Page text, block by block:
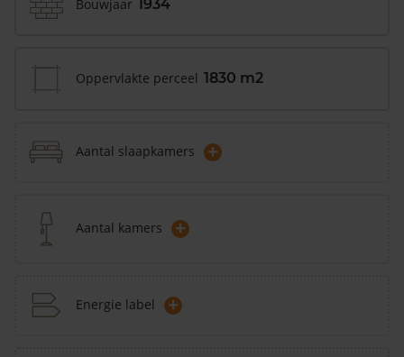
Bouwjaar 1934
Oppervlakte perceel 1830 m2
Aantal slaapkamers +
Aantal kamers +
Energie label +